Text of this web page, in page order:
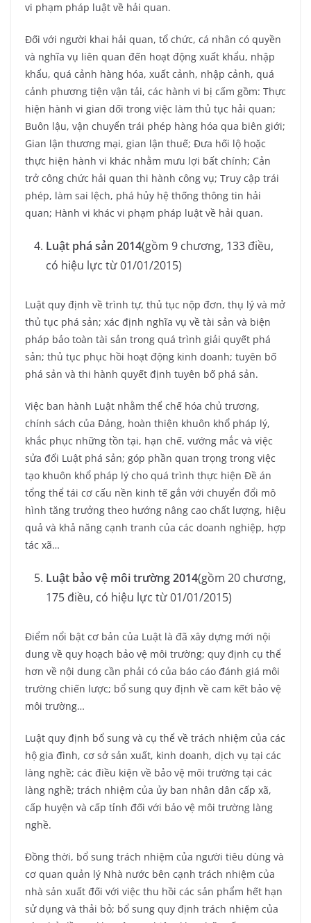
vi phạm pháp luật về hải quan.
Đối với người khai hải quan, tổ chức, cá nhân có quyền
và nghĩa vụ liên quan đến hoạt động xuất khẩu, nhập
khẩu, quá cảnh hàng hóa, xuất cảnh, nhập cảnh, quá
cảnh phương tiện vận tải, các hành vi bị cấm gồm: Thực
hiện hành vi gian dối trong việc làm thủ tục hải quan;
Buôn lậu, vận chuyển trái phép hàng hóa qua biên giới;
Gian lận thương mại, gian lận thuế; Đưa hối lộ hoặc
thực hiện hành vi khác nhằm mưu lợi bất chính; Cản
trở công chức hải quan thi hành công vụ; Truy cập trái
phép, làm sai lệch, phá hủy hệ thống thông tin hải
quan; Hành vi khác vi phạm pháp luật về hải quan.
Luật phá sản 2014(gồm 9 chương, 133 điều,
có hiệu lực từ 01/01/2015)
Luật quy định về trình tự, thủ tục nộp đơn, thụ lý và mở
thủ tục phá sản; xác định nghĩa vụ về tài sản và biện
pháp bảo toàn tài sản trong quá trình giải quyết phá
sản; thủ tục phục hồi hoạt động kinh doanh; tuyên bố
phá sản và thi hành quyết định tuyên bố phá sản.
Việc ban hành Luật nhằm thể chế hóa chủ trương,
chính sách của Đảng, hoàn thiện khuôn khổ pháp lý,
khắc phục những tồn tại, hạn chế, vướng mắc và việc
sửa đổi Luật phá sản; góp phần quan trọng trong việc
tạo khuôn khổ pháp lý cho quá trình thực hiện Đề án
tổng thể tái cơ cấu nền kinh tế gắn với chuyển đổi mô
hình tăng trưởng theo hướng nâng cao chất lượng, hiệu
quả và khả năng cạnh tranh của các doanh nghiệp, hợp
tác xã…
Luật bảo vệ môi trường 2014(gồm 20 chương,
175 điều, có hiệu lực từ 01/01/2015)
Điểm nổi bật cơ bản của Luật là đã xây dựng mới nội
dung về quy hoạch bảo vệ môi trường; quy định cụ thể
hơn về nội dung cần phải có của báo cáo đánh giá môi
trường chiến lược; bổ sung quy định về cam kết bảo vệ
môi trường…
Luật quy định bổ sung và cụ thể về trách nhiệm của các
hộ gia đình, cơ sở sản xuất, kinh doanh, dịch vụ tại các
làng nghề; các điều kiện về bảo vệ môi trường tại các
làng nghề; trách nhiệm của ủy ban nhân dân cấp xã,
cấp huyện và cấp tỉnh đối với bảo vệ môi trường làng
nghề.
Đồng thời, bổ sung trách nhiệm của người tiêu dùng và
cơ quan quản lý Nhà nước bên cạnh trách nhiệm của
nhà sản xuất đối với việc thu hồi các sản phẩm hết hạn
sử dụng và thải bỏ; bổ sung quy định trách nhiệm của